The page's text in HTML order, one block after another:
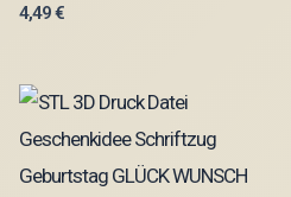
4,49€